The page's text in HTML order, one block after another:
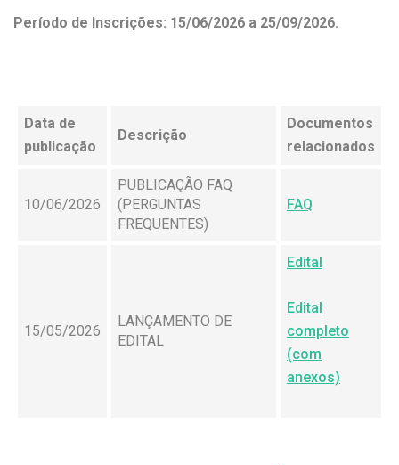
Período de Inscrições: 15/06/2026 a 25/09/2026.
Data de
publicação
Descrição
Documentos
relacionados
10/06/2026
PUBLICAÇÃO FAQ
(PERGUNTAS
FREQUENTES)
FAQ
15/05/2026
LANÇAMENTO DE
EDITAL
Edital
Edital
completo
(com
anexos)